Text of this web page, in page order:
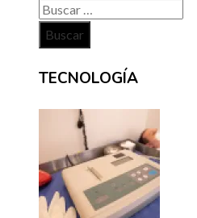
Buscar:
TECNOLOGÍA